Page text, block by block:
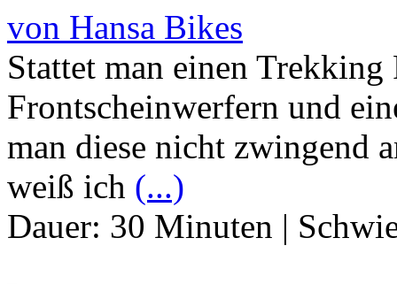
von Hansa Bikes
Stattet man einen
Frontscheinwerfern und
man diese nicht zwingend
weiß ich (...)
Dauer: 30 Minuten |